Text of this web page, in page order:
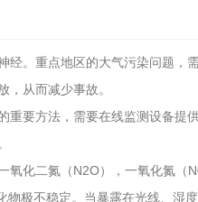
。重点地区的大气污染问题，
从而减少事故。
要方法，需要在线监测设备提
化二氮（N2O），一氧化氮（
极不稳定。当暴露在光线、湿